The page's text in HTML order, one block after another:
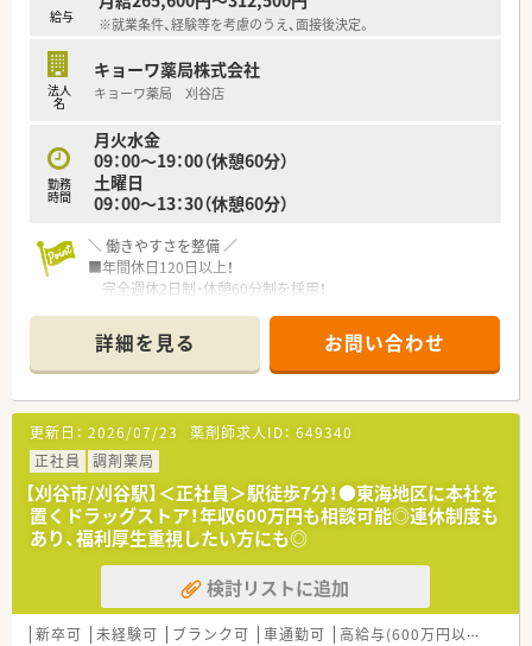
給与 ※就業条件、経験等を考慮のうえ、面接後決定。
法人
名
キョーワ薬局株式会社
キョーワ薬局 刈谷店
勤務
時間
月火水金
09：00～19：00（休憩60分）
土曜日
09：00～13：30（休憩60分）
＼ 働きやすさを整備 ／
■年間休日120日以上！
完全週休2日制・休憩60分制を採用！
■残業代は1分単位での支給！
■借上げ社宅制度あり！
＼ 研修制度も充実 ／
■新入社員研修をはじめとして、
フォローアップ研修・マネジメント研修・店長養成研修など
中堅層や店長・管理者などに向けた段階的な研修をご用意！
■自己研鑽のチャンスも多数♪
会社独自の勉強会・講習会も実施！学会参加も推奨！
＼ 他職種との連携 ／
■地域医療連携による、各職種同士での情報共有にも注力！
■看護師・保健師・管理栄養士・理学療法士・
作業療法士・言語聴覚士・ケアマネージャーなどが在籍してお
り、
詳細を見る お問い合わせ
更新日： 2026/07/23 薬剤師求人ID： 649340
正社員
調剤薬局
【刈谷市/刈谷駅】＜正社員＞駅徒歩7分！●東海地区に本社を
置くドラッグストア！年収600万円も相談可能◎連休制度も
あり、福利厚生重視したい方にも◎
検討リストに追加
新卒可 未経験可 ブランク可 車通勤可 高給与(600万円以上)